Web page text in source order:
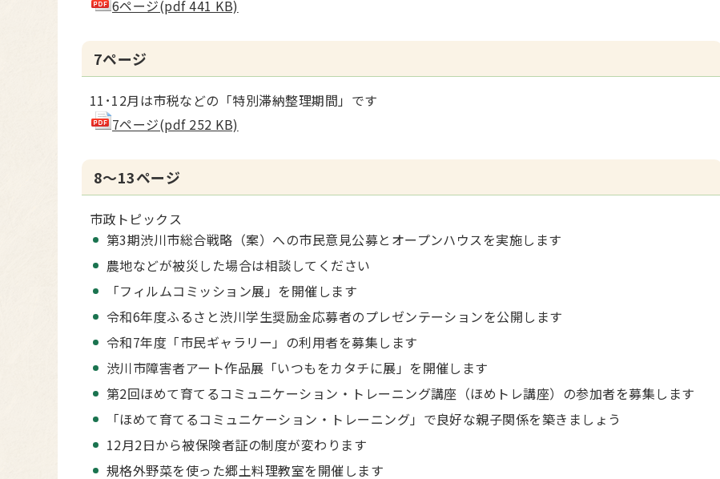
6ページ(pdf 441 KB)
7ページ
11･12月は市税などの「特別滞納整理期間」です
7ページ(pdf 252 KB)
8～13ページ
市政トピックス
第3期渋川市総合戦略（案）への市民意見公募とオープンハウスを実施します
農地などが被災した場合は相談してください
「フィルムコミッション展」を開催します
令和6年度ふるさと渋川学生奨励金応募者のプレゼンテーションを公開します
令和7年度「市民ギャラリー」の利用者を募集します
渋川市障害者アート作品展「いつもをカタチに展」を開催します
第2回ほめて育てるコミュニケーション・トレーニング講座（ほめトレ講座）の参加者を募集します
「ほめて育てるコミュニケーション・トレーニング」で良好な親子関係を築きましょう
12月2日から被保険者証の制度が変わります
規格外野菜を使った郷土料理教室を開催します